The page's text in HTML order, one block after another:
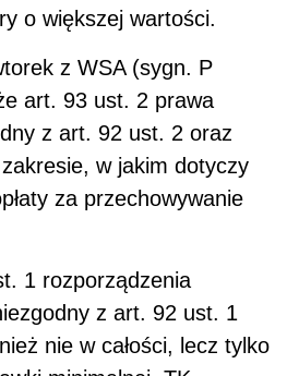
o większej wartości.
z WSA (sygn. P
art. 93 ust. 2 prawa
z art. 92 ust. 2 oraz
w jakim dotyczy
za przechowywanie
1 rozporządzenia
z art. 92 ust. 1
nie w całości, lecz tylko